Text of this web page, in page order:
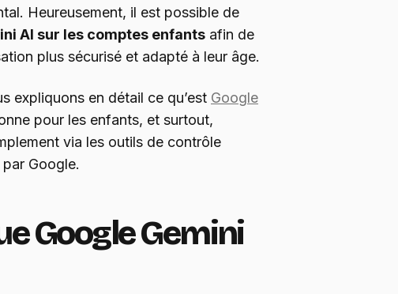
Heureusement, il est possible de
AI sur les comptes enfants afin de
plus sécurisé et adapté à leur âge.
expliquons en détail ce qu’est Google
pour les enfants, et surtout,
via les outils de contrôle
Google.
Google Gemini